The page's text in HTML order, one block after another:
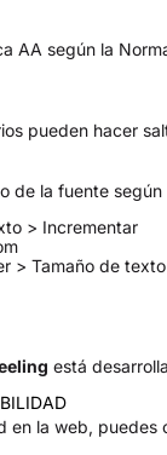
AA según la
pueden hacer
de la fuente
> Incrementar
> Tamaño de
está
en la web, puedes